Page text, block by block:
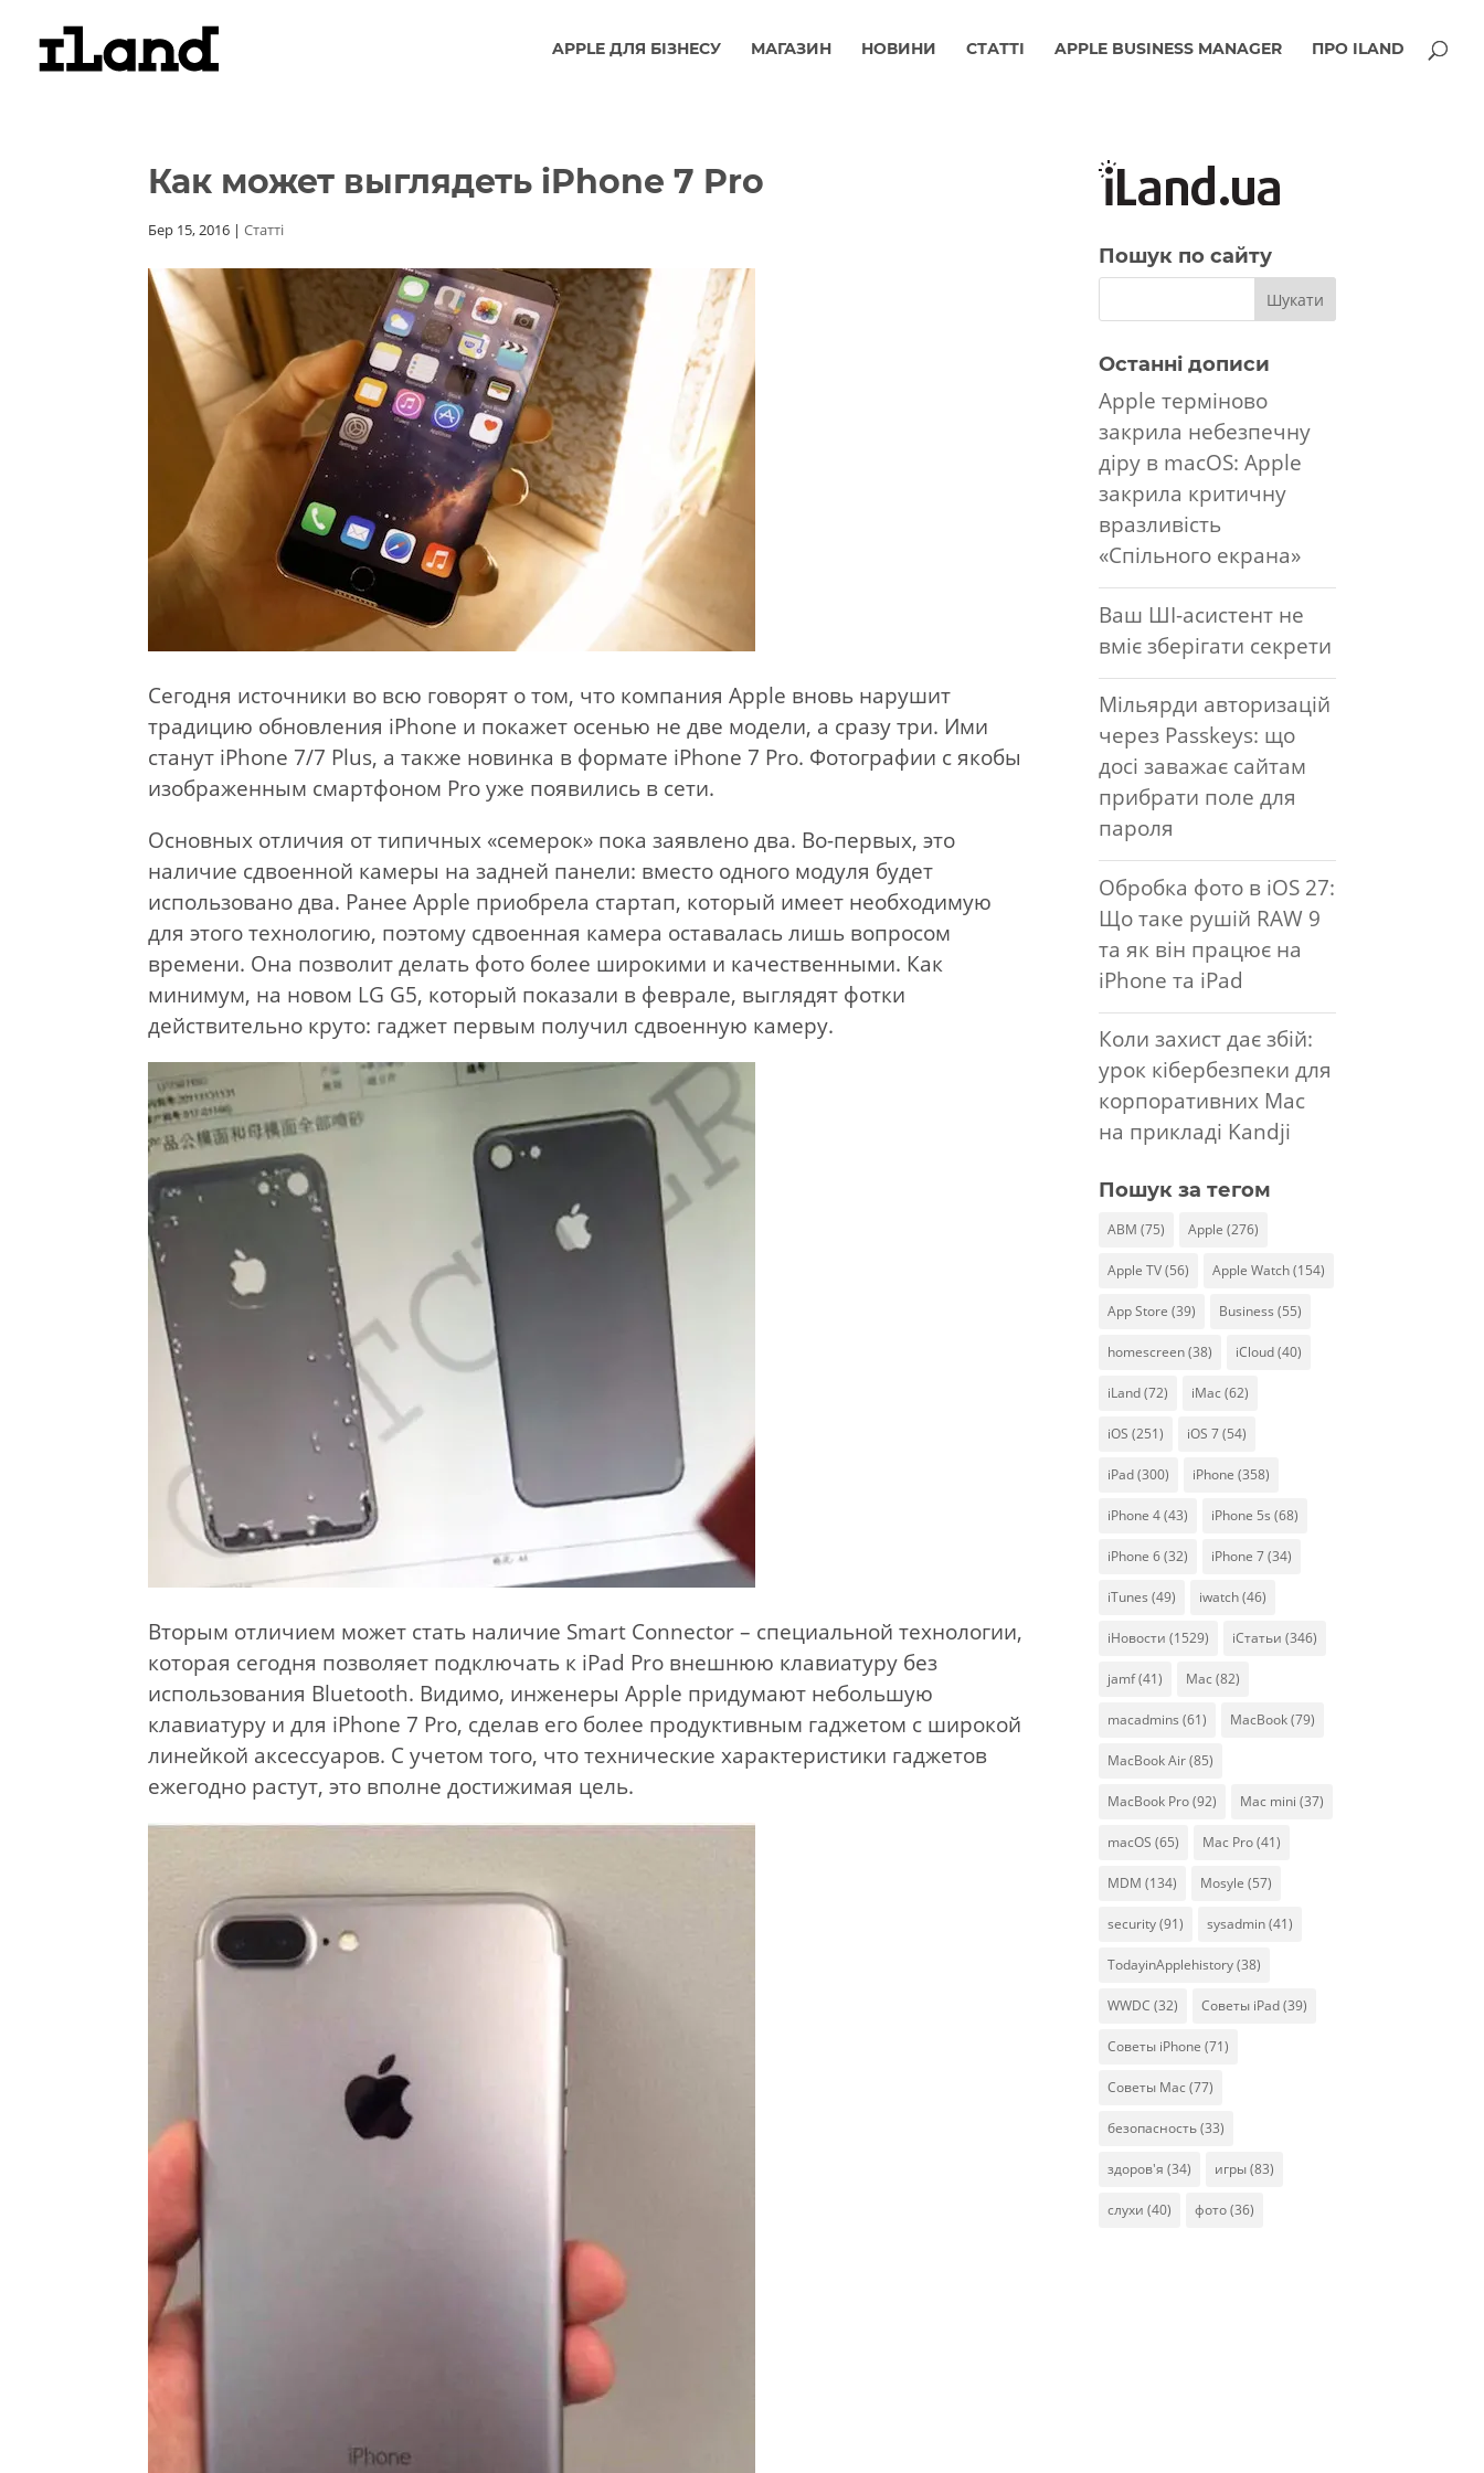
APPLE ДЛЯ БІЗНЕСУ МАГАЗИН НОВИНИ СТАТТІ APPLE BUSINESS MANAGER ПРО ILAND
Как может выглядеть iPhone 7 Pro
Бер 15, 2016 |Статті
Сегодня источники во всю говорят о том, что компания Apple вновь нарушит
традицию обновления iPhone и покажет осенью не две модели, а сразу три. Ими
станут iPhone 7/7 Plus, а также новинка в формате iPhone 7 Pro. Фотографии с якобы
изображенным смартфоном Pro уже появились в сети.
Основных отличия от типичных «семерок» пока заявлено два. Во-первых, это
наличие сдвоенной камеры на задней панели: вместо одного модуля будет
использовано два. Ранее Apple приобрела стартап, который имеет необходимую
для этого технологию, поэтому сдвоенная камера оставалась лишь вопросом
времени. Она позволит делать фото более широкими и качественными. Как
минимум, на новом LG G5, который показали в феврале, выглядят фотки
действительно круто: гаджет первым получил сдвоенную камеру.
Вторым отличием может стать наличие Smart Connector – специальной технологии,
которая сегодня позволяет подключать к iPad Pro внешнюю клавиатуру без
использования Bluetooth. Видимо, инженеры Apple придумают небольшую
клавиатуру и для iPhone 7 Pro, сделав его более продуктивным гаджетом с широкой
линейкой аксессуаров. С учетом того, что технические характеристики гаджетов
ежегодно растут, это вполне достижимая цель.
Пошук по сайту
Останні дописи
Apple терміново
закрила небезпечну
діру в macOS: Apple
закрила критичну
вразливість
«Спільного екрана»
Ваш ШІ-асистент не
вміє зберігати секрети
Мільярди авторизацій
через Passkeys: що
досі заважає сайтам
прибрати поле для
пароля
Обробка фото в iOS 27:
Що таке рушій RAW 9
та як він працює на
iPhone та iPad
Коли захист дає збій:
урок кібербезпеки для
корпоративних Mac
на прикладі Kandji
Пошук за тегом
ABM (75) Apple (276)
Apple TV(56) Apple Watch(154)
App Store (39) Business (55)
homescreen(38) iCloud(40)
iLand(72) iMac (62)
iOS (251) iOS 7(54)
iPad(300) iPhone (358)
iPhone 4(43) iPhone 5s (68)
iPhone 6(32) iPhone 7(34)
iTunes (49) iwatch(46)
iНовости (1529) iСтатьи (346)
jamf(41) Mac (82)
macadmins (61) MacBook(79)
MacBook Air(85)
MacBook Pro(92) Mac mini (37)
macOS (65) Mac Pro(41)
MDM (134) Mosyle (57)
security(91) sysadmin(41)
TodayinApplehistory(38)
WWDC (32) Советы iPad(39)
Советы iPhone (71)
Советы Mac (77)
безопасность(33)
здоров'я (34) игры(83)
слухи (40) фото(36)